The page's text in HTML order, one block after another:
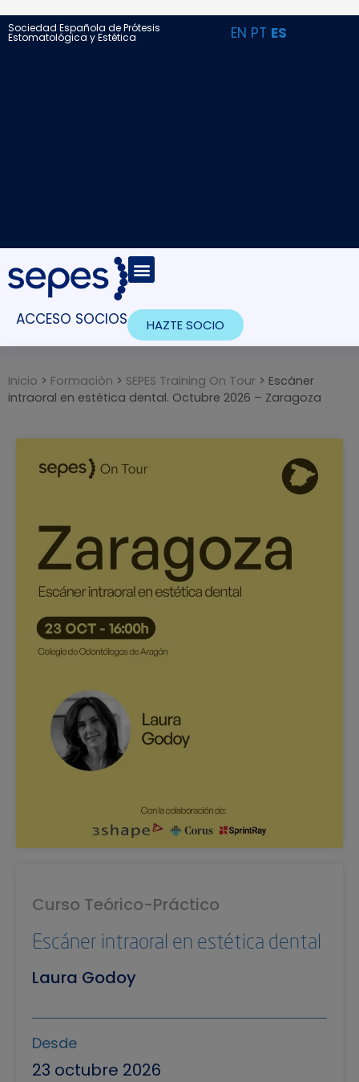
Sociedad Española de Prótesis
Estomatológica y Estética EN PT ES
ACCESO SOCIOS HAZTE SOCIO
Inicio > Formación > SEPES Training On Tour > Escáner
intraoral en estética dental. Octubre 2026 – Zaragoza
Curso Teórico-Práctico
Escáner intraoral en estética dental
Laura Godoy
Desde
23 octubre 2026